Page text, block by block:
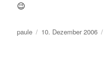
😉
Autor
paule
Veröffentlicht
10. Dezember 2006